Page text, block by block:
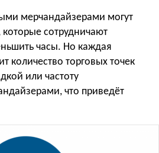
мерчандайзерами могут
которые сотрудничают
часы. Но каждая
количество торговых точек
или частоту
что приведёт